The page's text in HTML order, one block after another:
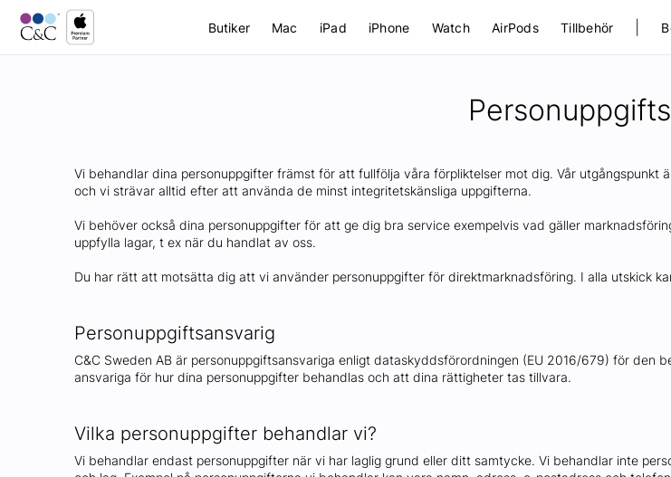
Butiker Mac iPad iPhone Watch AirPods Tillbehör
Vi behandlar dina personuppgifter främst för att fullfölja våra förpliktelser mot dig. Vår
och vi strävar alltid efter att använda de minst integritetskänsliga uppgifterna.
Vi behöver också dina personuppgifter för att ge dig bra service exempelvis vad gäller
uppfylla lagar, t ex när du handlat av oss.
Du har rätt att motsätta dig att vi använder personuppgifter för direktmarknadsföring. I alla utskick
Personuppgiftsansvarig
C&C Sweden AB är personuppgiftsansvariga enligt dataskyddsförordningen (EU 2016/679) för den
ansvariga för hur dina personuppgifter behandlas och att dina rättigheter tas tillvara.
Vilka personuppgifter behandlar vi?
Vi behandlar endast personuppgifter när vi har laglig grund eller ditt samtycke. Vi behandlar inte